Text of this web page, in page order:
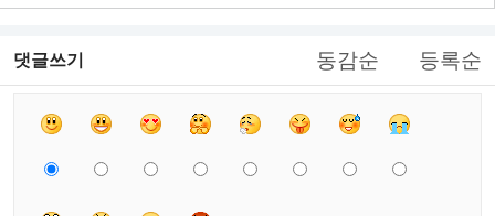
댓글쓰기 동감순 등록순